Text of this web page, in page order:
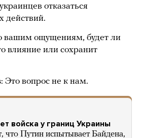
отказаться
действий.
вашим ощущениям, будет ли
влияние или сохранит
: Это вопрос не к нам.
войска у границ Украины
Путин испытывает Байдена,